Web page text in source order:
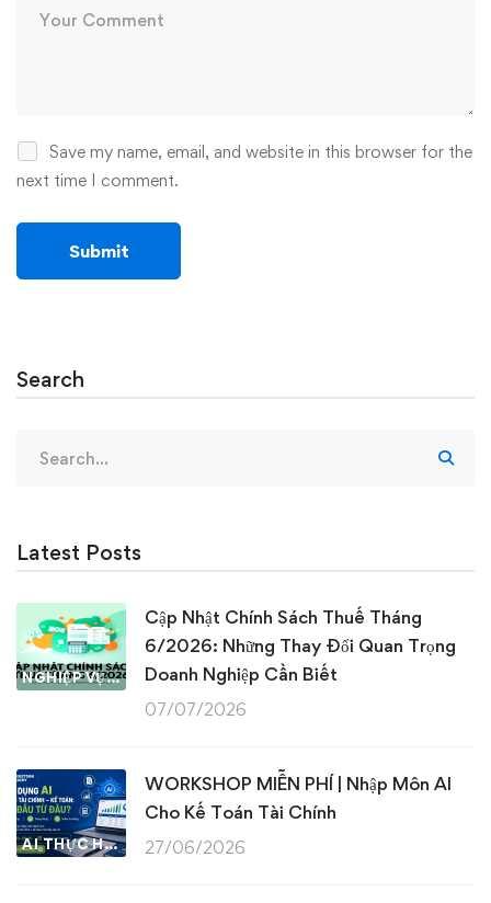
Save my name, email, and website in this browser for the
next time I comment.
Search
for:
Latest Posts
NGHIỆP VỤ KẾ TOÁN & THUẾ
Cập Nhật Chính Sách Thuế Tháng
6/2026: Những Thay Đổi Quan Trọng
Doanh Nghiệp Cần Biết
07/07/2026
AI THỰC HÀNH
WORKSHOP MIỄN PHÍ | Nhập Môn AI
Cho Kế Toán Tài Chính
27/06/2026